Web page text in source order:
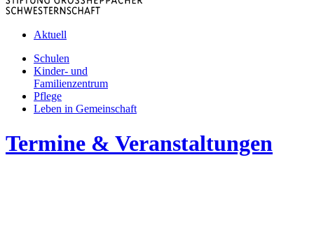
Aktuell
Schulen
Kinder- und
Familienzentrum
Pflege
Leben in Gemeinschaft
Termine & Veranstaltungen